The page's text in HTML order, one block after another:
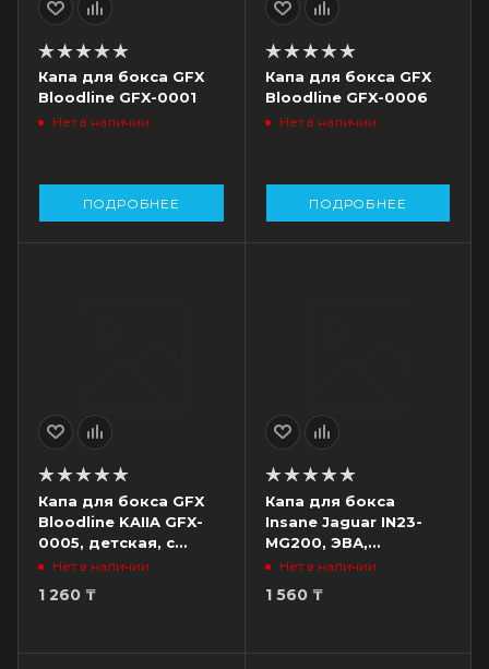
Капа для бокса GFX
Bloodline GFX-0001
Нет в наличии
ПОДРОБНЕЕ
Капа для бокса GFX
Bloodline GFX-0006
Нет в наличии
ПОДРОБНЕЕ
Капа для бокса GFX
Bloodline KAIIA GFX-
0005, детская, с
футляром, черный
Нет в наличии
1 260 ₸
Капа для бокса
Insane Jaguar IN23-
MG200, ЭВА,
взрослая, черный/
Нет в наличии
1 560₸